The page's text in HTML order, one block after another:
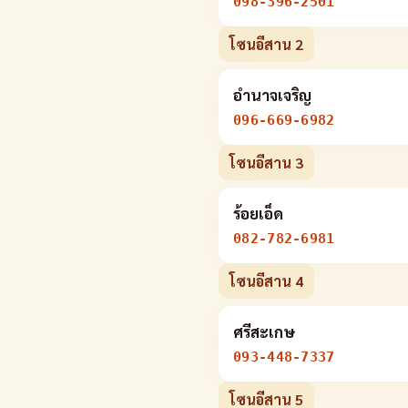
โซนอีสาน 2
อำนาจเจริญ
096-669-6982
โซนอีสาน 3
ร้อยเอ็ด
082-782-6981
โซนอีสาน 4
ศรีสะเกษ
093-448-7337
โซนอีสาน 5